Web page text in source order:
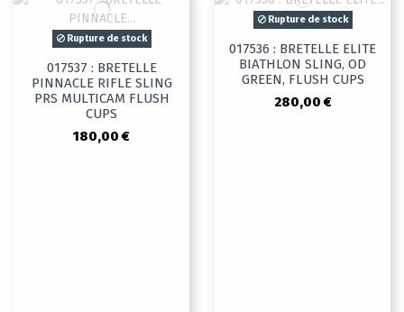
Rupture de stock
017537 : BRETELLE
PINNACLE RIFLE SLING
PRS MULTICAM FLUSH
CUPS
180,00 €
Rupture de stock
017536 : BRETELLE ELITE
BIATHLON SLING, OD
GREEN, FLUSH CUPS
280,00 €